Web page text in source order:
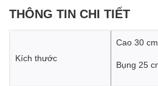
THÔNG TIN CHI TIẾT
Kích thước
Cao 30
Bụng 25